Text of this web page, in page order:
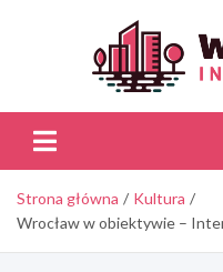
Strona główna
Kultura
Wrocław w obiektywie –